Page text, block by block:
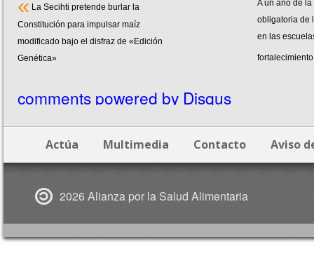
A un año de
obligatoria de
en las
« La Secihti pretende burlar la
Constitución para impulsar maíz
modificado bajo el disfraz de «Edición
Genética»
comments powered by Disqus
Actúa Multimedia Contacto Aviso
2026 Alianza por la Salud Alimentaria